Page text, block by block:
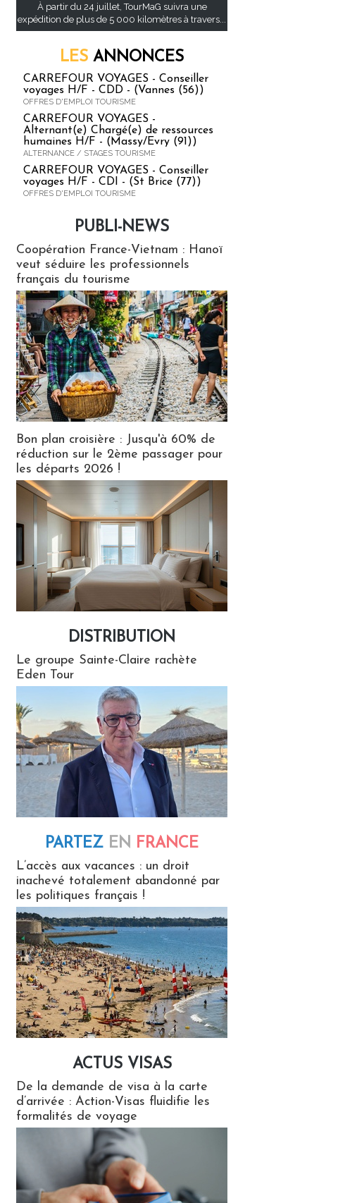
À partir du 24 juillet, TourMaG suivra une
expédition de plus de 5 000 kilomètres à travers...
LES ANNONCES
CARREFOUR VOYAGES - Conseiller
voyages H/F - CDD - (Vannes (56))
OFFRES D'EMPLOI TOURISME
CARREFOUR VOYAGES -
Alternant(e) Chargé(e) de ressources
humaines H/F - (Massy/Evry (91))
ALTERNANCE / STAGES TOURISME
CARREFOUR VOYAGES - Conseiller
voyages H/F - CDI - (St Brice (77))
OFFRES D'EMPLOI TOURISME
PUBLI-NEWS
Coopération France-Vietnam : Hanoï
veut séduire les professionnels
français du tourisme
Bon plan croisière : Jusqu'à 60% de
réduction sur le 2ème passager pour
les départs 2026 !
DISTRIBUTION
Le groupe Sainte-Claire rachète
Eden Tour
PARTEZ EN FRANCE
L’accès aux vacances : un droit
inachevé totalement abandonné par
les politiques français !
ACTUS VISAS
De la demande de visa à la carte
d’arrivée : Action-Visas fluidifie les
formalités de voyage